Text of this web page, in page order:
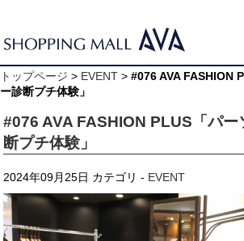
トップページ > EVENT > #076 AVA FASHION
ー診断プチ体験」
#076 AVA FASHION PLUS「パー
断プチ体験」
2024年09月25日 カテゴリ - EVENT